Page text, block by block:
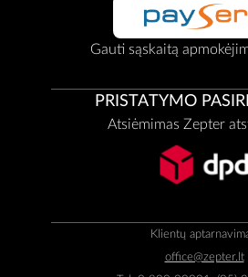
Gauti sąskaitą
PRISTATYMO
Atsiėmimas Zepter
Klientų
office@zepter.lt